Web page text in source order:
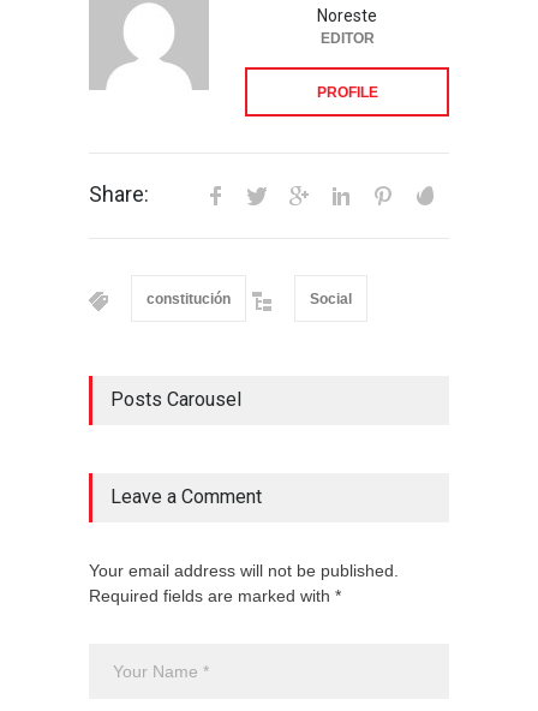
Noreste
EDITOR
PROFILE
Share:
constitución Social
Posts Carousel
Leave a Comment
Your email address will not be published.
Required fields are marked with *